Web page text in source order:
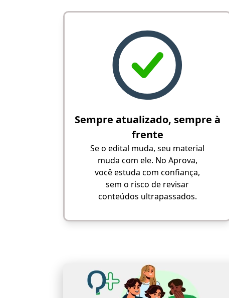
Sempre atualizado, sempre à
frente
Se o edital muda, seu material
muda com ele. No Aprova,
você estuda com confiança,
sem o risco de revisar
conteúdos ultrapassados.